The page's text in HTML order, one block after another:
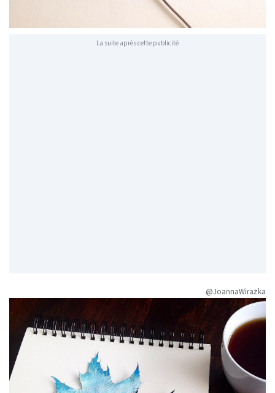
La suite après cette publicité
@JoannaWirażka